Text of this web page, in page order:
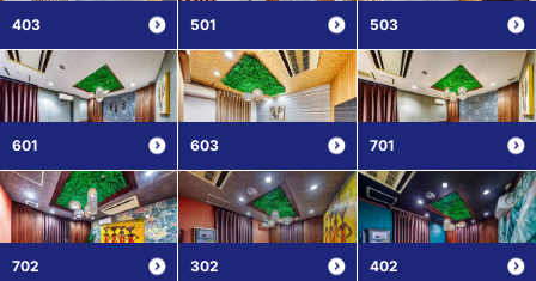
403 501 503
601 603 701
702 302 402